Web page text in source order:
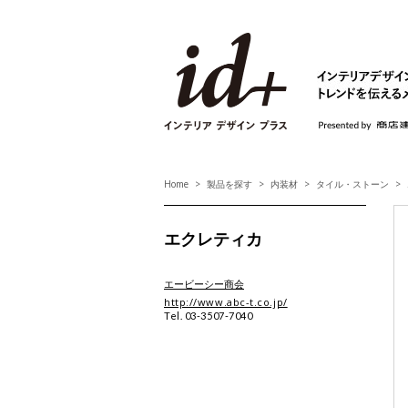
Home 製品を探す 内装材 タイル・ストーン
エクレティカ
エービーシー商会
http://www.abc-t.co.jp/
Tel. 03-3507-7040